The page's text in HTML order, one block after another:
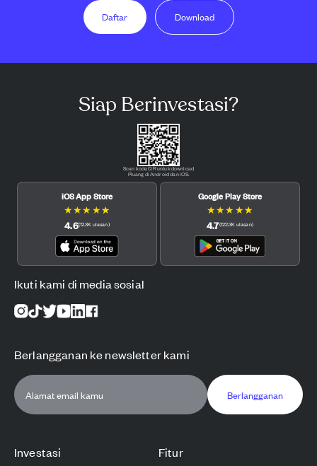
Daftar Download
Investasi Fitur
Siap Berinvestasi?
Scan kode QR untuk download
Pluang di Android dan iOS.
iOS App Store
★★★ ★★
4.6(12.3K ulasan)
Google Play Store
★★★ ★★
4.7(122.3K ulasan)
Ikuti kami di media sosial
Berlangganan ke newsletter kami
Berlangganan